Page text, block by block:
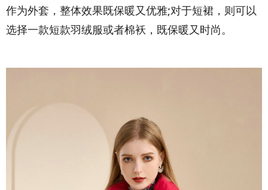
作为外套，整体效果既保暖又优雅;对于短裙，则可以
选择一款短款羽绒服或者棉袄，既保暖又时尚。